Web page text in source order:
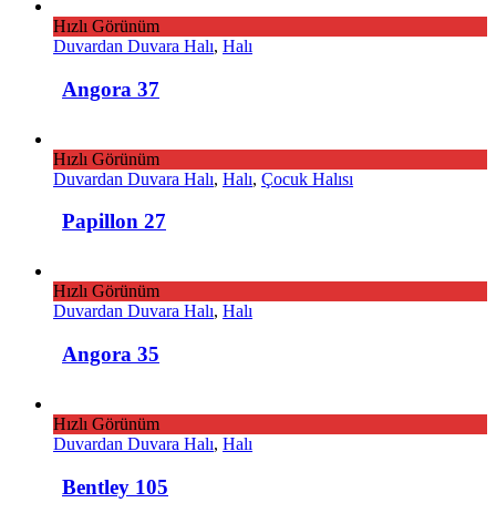
Hızlı Görünüm
Duvardan Duvara Halı, Halı
Angora 37
Hızlı Görünüm
Duvardan Duvara Halı, Halı, Çocuk Halısı
Papillon 27
Hızlı Görünüm
Duvardan Duvara Halı, Halı
Angora 35
Hızlı Görünüm
Duvardan Duvara Halı, Halı
Bentley 105